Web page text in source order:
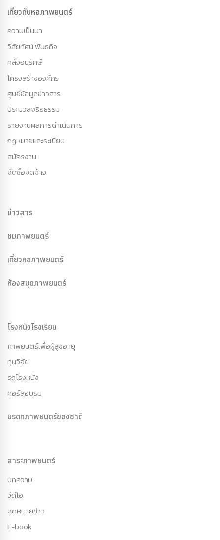
เกี่ยวกับหอภาพยนตร์
ความเป็นมา
วิสัยทัศน์ พันธกิจ
คลังอนุรักษ์
โครงสร้างองค์กร
ศูนย์ข้อมูลข่าวสาร
ประมวลจริยธรรม
รายงานผลการดำเนินการ
กฏหมายและระเบียบ
สมัครงาน
จัดซื้อจัดจ้าง
ข่าวสาร
ชมภาพยนตร์
เที่ยวหอภาพยนตร์
ห้องสมุดภาพยนตร์
โรงหนังโรงเรียน
ภาพยนตร์เพื่อผู้สูงอายุ
ทุนวิจัย
รถโรงหนัง
คอร์สอบรม
มรดกภาพยนตร์ของชาติ
สาระภาพยนตร์
บทความ
วีดีโอ
จดหมายข่าว
E-book